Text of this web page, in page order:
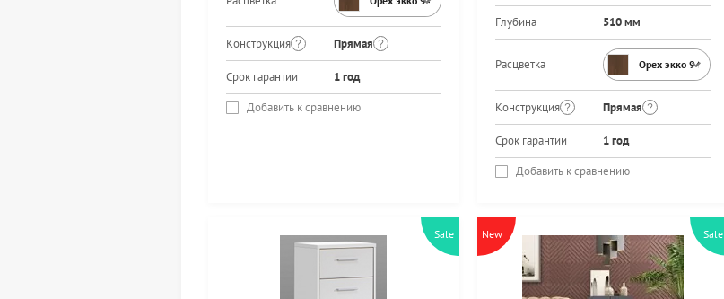
Конструкция Прямая
Срок гарантии
1 год
Добавить к сравнению
Глубина 510 мм
Расцветка Орех экко 9459PR
Конструкция Прямая
Срок гарантии
1 год
Добавить к сравнению
Sale New Sale